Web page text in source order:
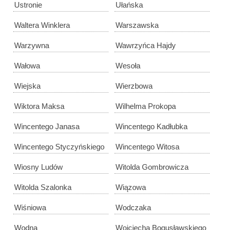
Ustronie Ułańska
Waltera Winklera Warszawska
Warzywna Wawrzyńca Hajdy
Wałowa Wesoła
Wiejska Wierzbowa
Wiktora Maksa Wilhelma Prokopa
Wincentego Janasa Wincentego Kadłubka
Wincentego Styczyńskiego Wincentego Witosa
Wiosny Ludów Witolda Gombrowicza
Witolda Szalonka Wiązowa
Wiśniowa Wodczaka
Wodna Wojciecha Bogusławskiego